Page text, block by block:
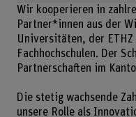
Wir kooperieren in
Partner*innen aus der
Universitäten, der ETHZ
Fachhochschulen. Der
Partnerschaften im
Die stetig wachsende
unsere Rolle als